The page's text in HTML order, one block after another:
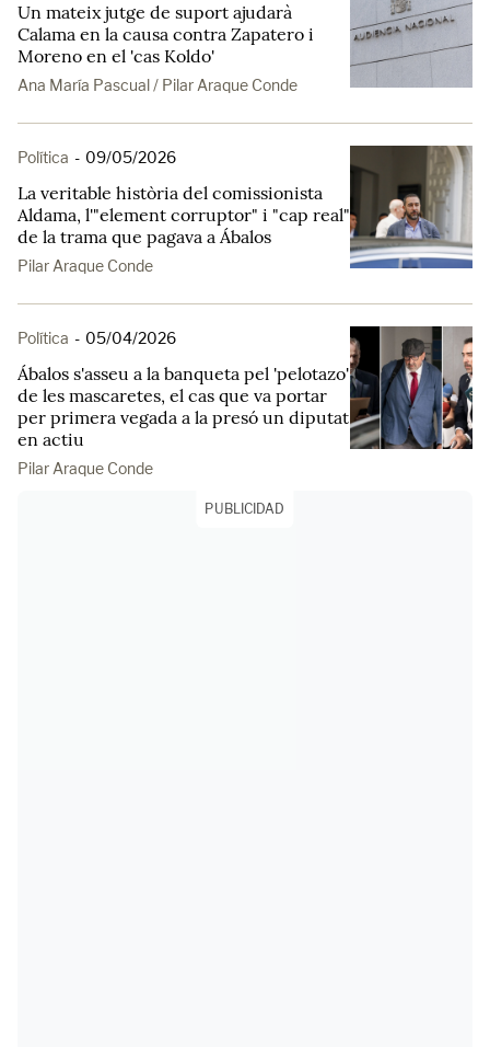
Un mateix jutge de suport ajudarà
Calama en la causa contra Zapatero i
Moreno en el 'cas Koldo'
Ana María Pascual / Pilar Araque Conde
Política - 09/05/2026
La veritable història del comissionista
Aldama, l'"element corruptor" i "cap real"
de la trama que pagava a Ábalos
Pilar Araque Conde
Política - 05/04/2026
Ábalos s'asseu a la banqueta pel 'pelotazo'
de les mascaretes, el cas que va portar
per primera vegada a la presó un diputat
en actiu
Pilar Araque Conde
PUBLICIDAD